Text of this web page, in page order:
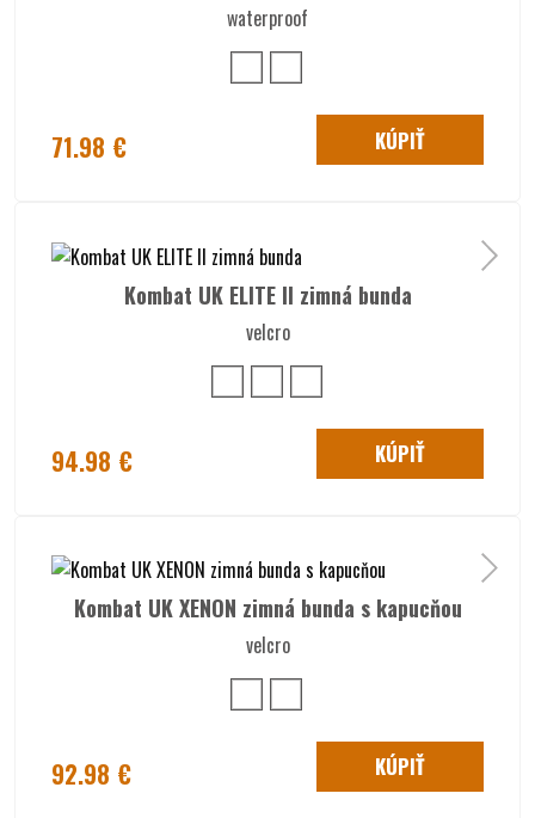
waterproof
71.98 € KÚPIŤ
Kombat UK ELITE II zimná bunda
velcro
94.98 € KÚPIŤ
Kombat UK XENON zimná bunda s kapucňou
velcro
92.98 € KÚPIŤ